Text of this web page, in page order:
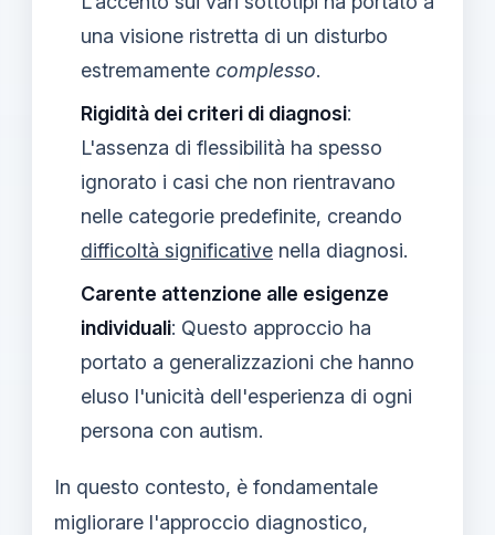
una visione ristretta di un disturbo
estremamente complesso.
Rigidità dei criteri di diagnosi:
L'assenza di flessibilità ha spesso
ignorato i casi che non rientravano
nelle categorie predefinite, creando
difficoltà significative nella diagnosi.
Carente attenzione alle esigenze
individuali: Questo approccio ha
portato a generalizzazioni che hanno
eluso l'unicità dell'esperienza di ogni
persona con autism.
In questo contesto, è fondamentale
migliorare l'approccio diagnostico,